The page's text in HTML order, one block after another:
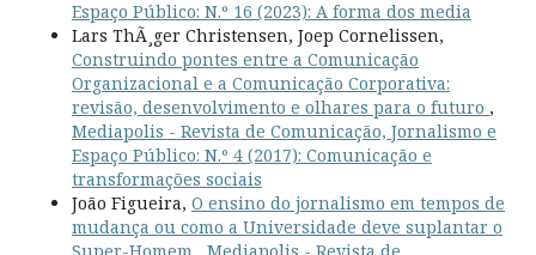
Espaço Público: N.º 16 (2023): A forma dos media
Lars ThÃ¸ger Christensen, Joep Cornelissen,
Construindo pontes entre a Comunicação
Organizacional e a Comunicação Corporativa:
revisão, desenvolvimento e olhares para o futuro ,
Mediapolis - Revista de Comunicação, Jornalismo e
Espaço Público: N.º 4 (2017): Comunicação e
transformações sociais
João Figueira, O ensino do jornalismo em tempos de
mudança ou como a Universidade deve suplantar o
Super-Homem , Mediapolis - Revista de